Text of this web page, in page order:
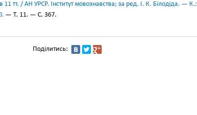
11 тт. / АН УРСР. Інститут мовознавства; за ред. І. К. Білодіда. — К.:
— Т. 11. — С. 367.
Поділитись: